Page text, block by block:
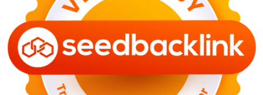
NASIONAL
PLN Kalimantan Lakukan Manajemen Beban
29 Juni 2026
Harga Minyak Dunia Hari Ini Naik, WTI dan Brent
Sama-sama Menguat
30 Juni 2026